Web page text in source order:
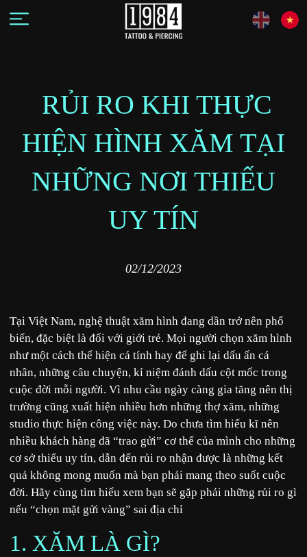
RỦI RO KHI THỰC
HIỆN HÌNH XĂM TẠI
NHỮNG NƠI THIẾU
UY TÍN
02/12/2023
Tại Việt Nam, nghệ thuật xăm hình đang dần trở nên phổ
biến, đặc biệt là đối với giới trẻ. Mọi người chọn xăm hình
như một cách thể hiện cá tính hay để ghi lại dấu ấn cá
nhân, những câu chuyện, kỉ niệm đánh dấu cột mốc trong
cuộc đời mỗi người. Vì nhu cầu ngày càng gia tăng nên thị
trường cũng xuất hiện nhiều hơn những thợ xăm, những
studio thực hiện công việc này. Do chưa tìm hiểu kĩ nên
nhiều khách hàng đã “trao gửi” cơ thể của mình cho những
cơ sở thiếu uy tín, dẫn đến rủi ro nhận được là những kết
quả không mong muốn mà bạn phải mang theo suốt cuộc
đời. Hãy cùng tìm hiểu xem bạn sẽ gặp phải những rủi ro gì
nếu “chọn mặt gửi vàng” sai địa chỉ
1. XĂM LÀ GÌ?